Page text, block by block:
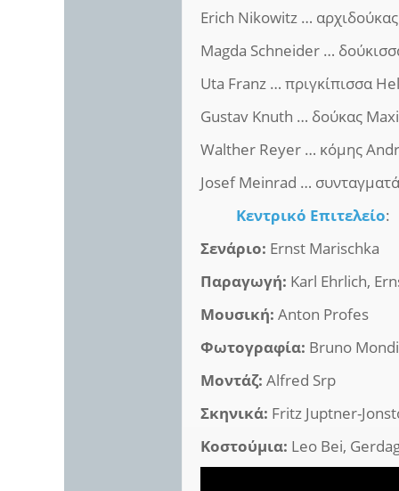
Erich Nikowitz …
Magda Schneider …
Uta Franz … πριγκίπισσα
Gustav Knuth … δούκας
Walther Reyer … κόμης
Josef Meinrad …
Κεντρικό Επιτελείο:
Σενάριο: Ernst Marischka
Παραγωγή: Karl Ehrlich,
Μουσική: Anton Profes
Φωτογραφία: Bruno Mondi
Μοντάζ: Alfred Srp
Σκηνικά: Fritz Juptner-
Κοστούμια: Leo Bei,